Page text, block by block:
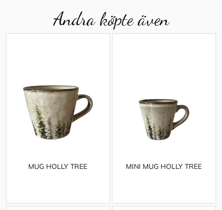
Andra köpte även
MUG HOLLY TREE MINI MUG HOLLY TREE